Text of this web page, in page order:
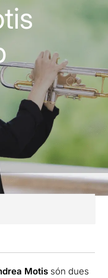
Motis són dues